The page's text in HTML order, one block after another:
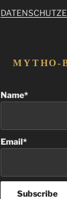
MYTHO-
Name*
Email*